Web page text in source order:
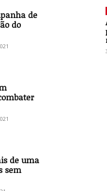
de
do
de uma
sem